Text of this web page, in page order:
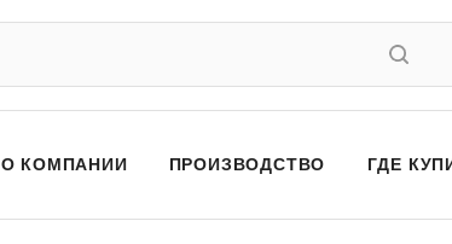
О КОМПАНИИ ПРОИЗВОДСТВО ГДЕ